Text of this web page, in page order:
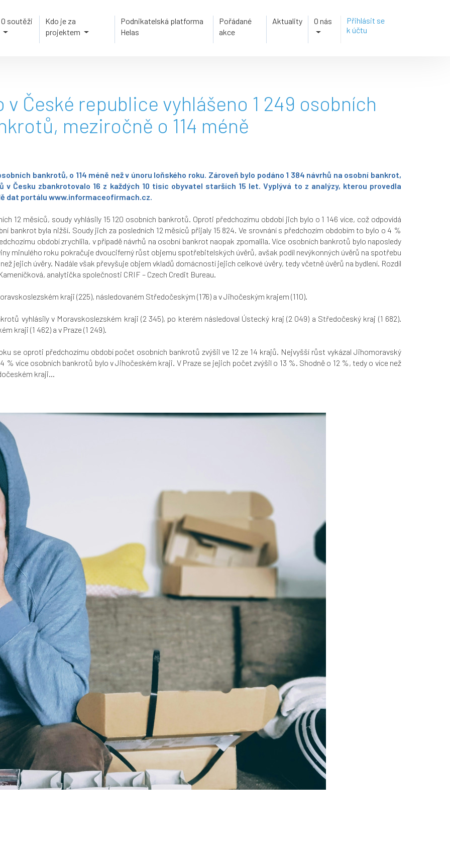
O soutěži
Kdo je za
projektem
Podnikatelská platforma
Helas
Pořádané
akce
Aktuality O nás
Přihlásit se
k účtu
v České republice vyhlášeno 1 249 osobních
meziročně o 114 méně
bankrotů, o 114 méně než v únoru loňského roku. Zároveň bylo podáno 1 384 návrhů na osobní bankrot,
v Česku zbankrotovalo 16 z každých 10 tisíc obyvatel starších 15 let. Vyplývá to z analýzy, kterou provedla
dat portálu www.informaceofirmach.cz.
12 měsíců, soudy vyhlásily 15 120 osobních bankrotů. Oproti předchozímu období jich bylo o 1 146 více, což odpovídá
bankrot byla nižší. Soudy jich za posledních 12 měsíců přijaly 15 824. Ve srovnání s předchozím obdobím to bylo o 4 %
období zrychlila, v případě návrhů na osobní bankrot naopak zpomalila. Více osobních bankrotů bylo naposledy
minulého roku pokračuje dvouciferný růst objemu spotřebitelských úvěrů, avšak podíl nevýkonných úvěrů na spotřebu
jejich úvěry. Nadále však převyšuje objem vkladů domácností jejich celkové úvěry, tedy včetně úvěrů na bydlení. Rozdíl
analytička společnosti CRIF – Czech Credit Bureau.
kraji (225), následovaném Středočeským (176) a v Jihočeským krajem (110).
vyhlásily v Moravskoslezském kraji (2 345), po kterém následoval Ústecký kraj (2 049) a Středočeský kraj (1 682).
kraji (1 462) a v Praze (1 249).
se oproti předchozímu období počet osobních bankrotů zvýšil ve 12 ze 14 krajů. Nejvyšší růst vykázal Jihomoravský
% více osobních bankrotů bylo v Jihočeském kraji. V Praze se jejich počet zvýšil o 13 %. Shodně o 12 %, tedy o více než
kraji...